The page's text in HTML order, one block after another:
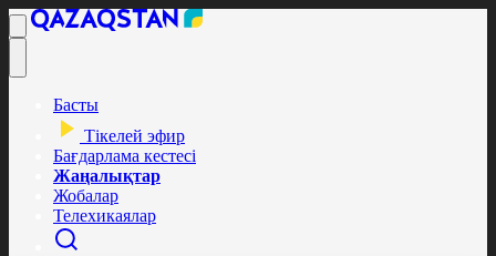
Басты
Тікелей эфир
Бағдарлама кестесі
Жаңалықтар
Жобалар
Телехикаялар